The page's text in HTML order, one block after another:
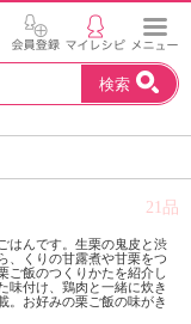
検索
21品
はんです。生栗の鬼皮と渋
、くりの甘露煮や甘栗をつ
ご飯のつくりかたを紹介し
味付け、鶏肉と一緒に炊き
。お好みの栗ご飯の味がき